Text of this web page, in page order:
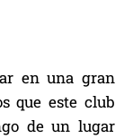
en una gran
que este club
de un lugar